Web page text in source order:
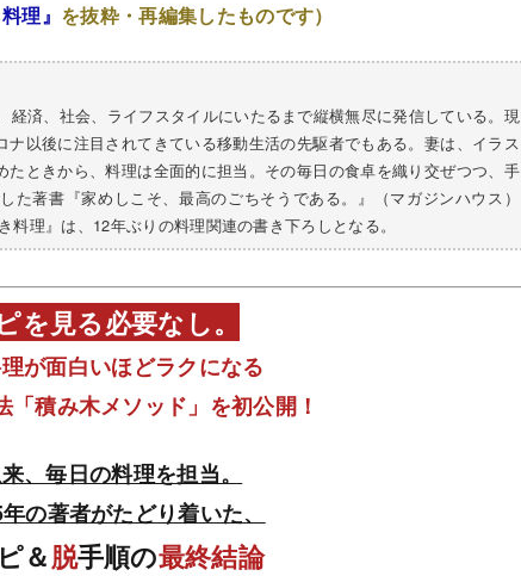
理』 を抜粋・再編集したものです）
経済、社会、ライフスタイルにいたるまで縦横無尽に発信している。現
以後に注目されてきている移動生活の先駆者でもある。妻は、イラス
たときから、料理は全面的に担当。その毎日の食卓を織り交ぜつつ、手
た著書『家めしこそ、最高のごちそうである。』（マガジンハウス）
理』は、12年ぶりの料理関連の書き下ろしとなる。
を見る必要なし。
が面白いほどラクになる
「積み木メソッド」を初公開！
、毎日の料理を担当。
の著者がたどり着いた、
＆脱手順の最終結論